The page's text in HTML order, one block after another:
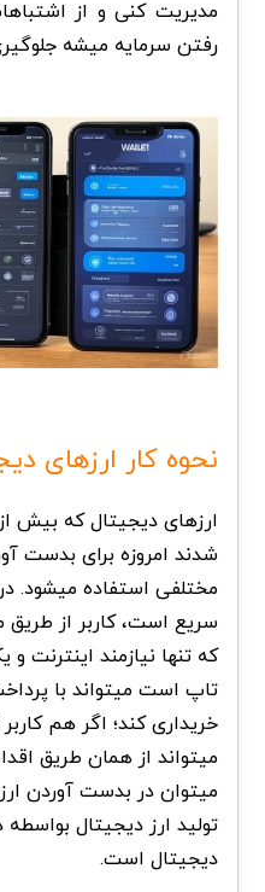
مدیریت کنی و از
رفتن سرمایه میشه
نحوه کار ارزهای
ارزهای دیجیتال که بیش
شدند امروزه برای بدست
مختلفی استفاده میشود.
سریع است، کاربر از طریق
که تنها نیازمند اینترنت
تاپ است میتواند با
خریداری کند؛ اگر هم
میتواند از همان طریق
میتوان در بدست آوردن
تولید ارز دیجیتال
دیجیتال است.